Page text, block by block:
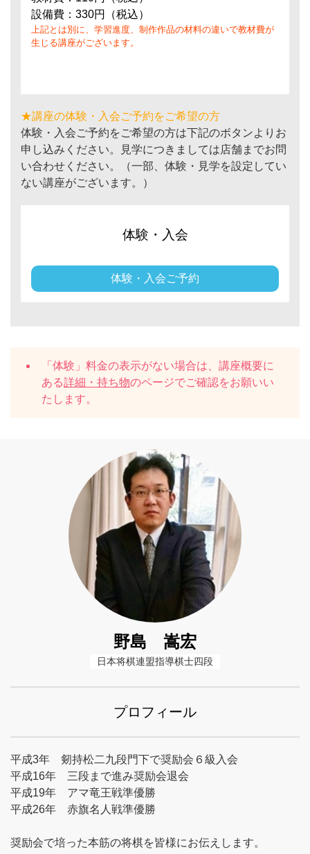
設備費：330円（税込）
上記とは別に、学習進度、制作作品の材料の違いで教材費が
生じる講座がございます。
★講座の体験・入会ご予約をご希望の方
体験・入会ご予約をご希望の方は下記のボタンよりお
申し込みください。見学につきましては店舗までお問
い合わせください。（一部、体験・見学を設定してい
ない講座がございます。）
体験・入会
体験・入会ご予約
「体験」料金の表示がない場合は、講座概要に
ある詳細・持ち物のページでご確認をお願いい
たします。
野島 嵩宏
日本将棋連盟指導棋士四段
プロフィール
平成3年 剱持松二九段門下で奨励会６級入会
平成16年 三段まで進み奨励会退会
平成19年 アマ竜王戦準優勝
平成26年 赤旗名人戦準優勝
奨励会で培った本筋の将棋を皆様にお伝えします。